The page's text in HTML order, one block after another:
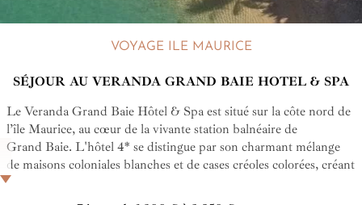
VOYAGE ILE MAURICE
SÉJOUR AU VERANDA GRAND BAIE HOTEL & SPA
Le Veranda Grand Baie Hôtel & Spa est situé sur la côte nord de
l’île Maurice, au cœur de la vivante station balnéaire de
Grand Baie. L'hôtel 4* se distingue par son charmant mélange
de maisons coloniales blanches et de cases créoles colorées, créant
une atmosphère intime et décontractée à l'image de l'art de vivre
mauricien. Gastronomie raffinée, hébergements confortables et